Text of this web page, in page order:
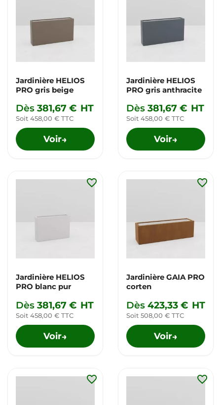
Jardinière HELIOS
PRO gris beige
Dès 381,67 € HT
Soit 458,00 € TTC
Voir→
Jardinière HELIOS
PRO gris anthracite
Dès 381,67 € HT
Soit 458,00 € TTC
Voir→
Jardinière HELIOS
PRO blanc pur
Dès 381,67 € HT
Soit 458,00 € TTC
Voir→
favorite_border
Jardinière GAIA PRO
corten
Dès 423,33 € HT
Soit 508,00 € TTC
Voir→
favorite_border
favorite_border favorite_border